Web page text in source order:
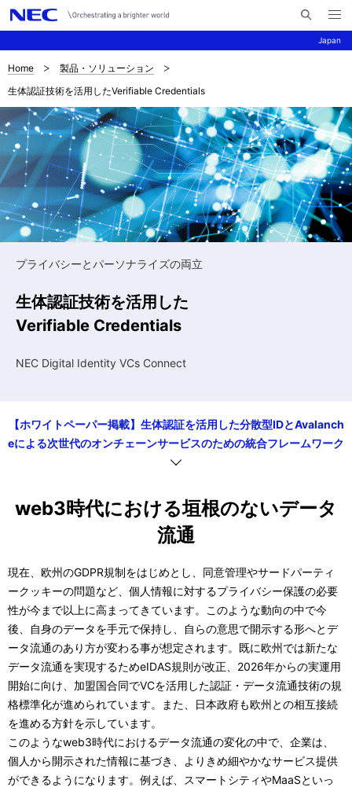
Japan
イ
メ
ニ
ュ
ナ
ビ
ゲ
ー
シ
ョ
ン
サ
イ
ト
内
の
現
在
位
置
Home
製品・ソリューション
生体認証技術を活用したVerifiable Credentials
生体認証技術を活用した
Verifiable Credentials
プライバシーとパーソナライズの両立
NEC Digital Identity VCs Connect
【ホワイトペーパー掲載】生体認証を活用した分散型IDとAvalanch
eによる次世代のオンチェーンサービスのための統合フレームワーク
web3時代における垣根のないデータ
流通
現在、欧州のGDPR規制をはじめとし、同意管理やサードパーティ
ークッキーの問題など、個人情報に対するプライバシー保護の必要
性が今まで以上に高まってきています。このような動向の中で今
後、自身のデータを手元で保持し、自らの意思で開示する形へとデ
ータ流通のあり方が変わる事が想定されます。既に欧州では新たな
データ流通を実現するためeIDAS規則が改正、2026年からの実運用
開始に向け、加盟国合同でVCを活用した認証・データ流通技術の規
格標準化が進められています。また、日本政府も欧州との相互接続
を進める方針を示しています。
このようなweb3時代におけるデータ流通の変化の中で、企業は、
個人から開示された情報に基づき、よりきめ細やかなサービス提供
ができるようになります。例えば、スマートシティやMaaSといっ